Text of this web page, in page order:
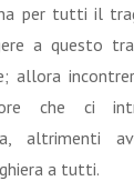
per tutti il
a questo
allora
che ci
altrimenti
a tutti.